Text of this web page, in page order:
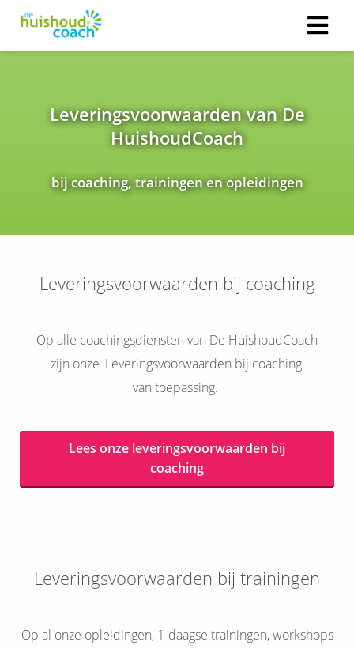
Leveringsvoorwaarden van De
HuishoudCoach
bij coaching, trainingen en opleidingen
Leveringsvoorwaarden bij coaching
Op alle coachingsdiensten van De HuishoudCoach
zijn onze 'Leveringsvoorwaarden bij coaching'
van toepassing.
Lees onze leveringsvoorwaarden bij
coaching
Leveringsvoorwaarden bij trainingen
Op al onze opleidingen, 1-daagse trainingen, workshops